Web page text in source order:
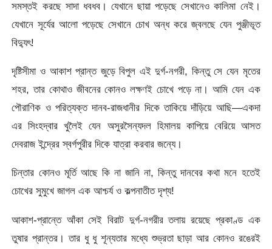
সমস্তই করছে সাদা ধবধব। যেখানে ছায়া পড়েছে সেখানেও কালিমা নেই।
যেখানে সূর্যের আলো পড়েছে সেখানে চোখ অন্ধ করে জ্বলছে যেন পুঞ্জীভূত
বিদ্যুৎ!
দৃষ্টিসীমা ও আকাশ প্রান্ত জুড়ে বিপুল এই দুর্গ-নগরী, কিন্তু সে যেন মৃতের
শহর, তার কোথাও জীবনের কোনও লক্ষণই চোখে পড়ে না। আমি যেন এক
পৌরাণিক ও পরিত্যক্ত দানব-রাজধানীর দিকে তাকিয়ে দাঁড়িয়ে আছি—একদা
এর সিংহদ্বার খুলৈই যেন অসুরসৈন্যদল হিমালয় কাপিয়ে বেরিয়ে আসত
দেবরাজ ইন্দ্রের স্বর্গপুরীর দিকে যাত্রা করবার জন্যে।
চিন্তার কোনও মূর্তি আছে কি না জানি না, কিন্তু দানবের কথা মনে হতেই
চোখের সুমুখে জাগল এক আশ্চর্য ও কল্পনাতীত দৃশ্য!
আকাশ-প্রান্তে আঁকা সেই বিরাট দুর্গ-নগরীর তলায় রয়েছে প্রকাণ্ড এক
তুষার প্রান্তর। তার ধু ধু শূন্যতার মধ্যে শুভ্রতা ছাড়া আর কোনও রঙেরই